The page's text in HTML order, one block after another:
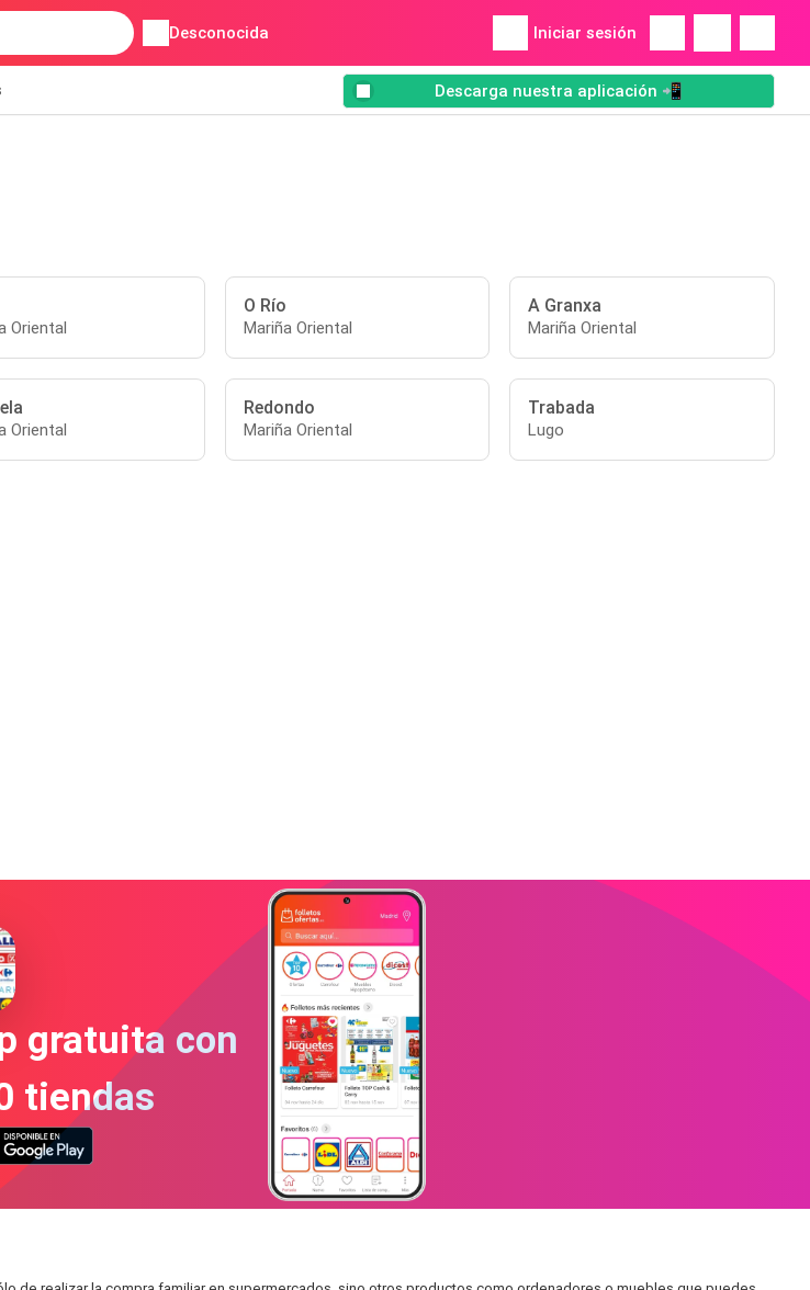
Desconocida Iniciar sesión
Descarga nuestra aplicación 📲
Oriental
O Río
Mariña Oriental
A Granxa
Mariña Oriental
Oriental
Redondo
Mariña Oriental
Trabada
Lugo
gratuita con
tiendas